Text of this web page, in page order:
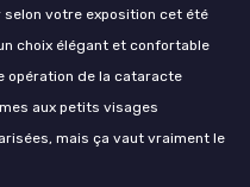
selon votre exposition cet été
choix élégant et confortable
opération de la cataracte
aux petits visages
mais ça vaut vraiment le